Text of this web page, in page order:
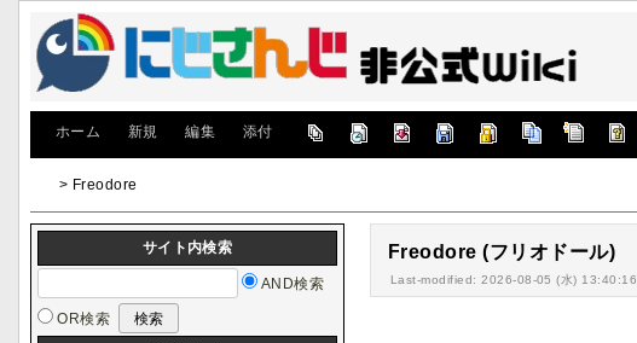
ホーム 新規 編集 添付
> Freodore
Freodore (フリオドール)
Last-modified: 2026-08-05 (水) 13:40:16
サイト内検索
AND検索
OR検索